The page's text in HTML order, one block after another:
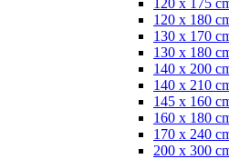
120 x 175
120 x 180
130 x 170
130 x 180
140 x 200
140 x 210
145 x 160
160 x 180
170 x 240
200 x 300